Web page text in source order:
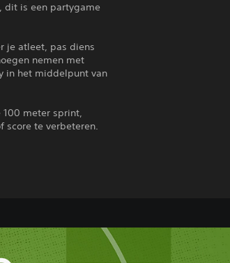
dit is een partygame
je atleet, pas diens
nemen met
in het middelpunt van
100 meter sprint,
score te verbeteren.